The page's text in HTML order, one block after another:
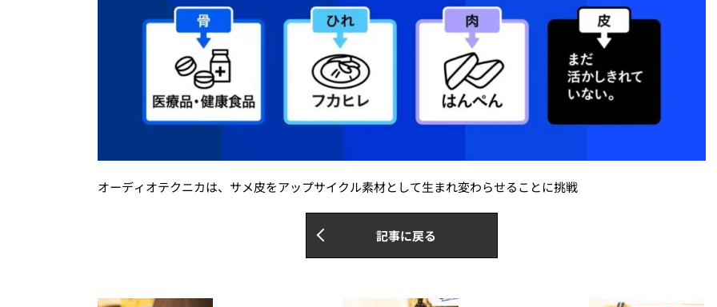
オーディオテクニカは、サメ皮をアップサイクル素材として生まれ変わらせることに挑戦
記事に戻る